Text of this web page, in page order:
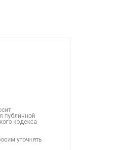
публичной
кодекса
уточнять